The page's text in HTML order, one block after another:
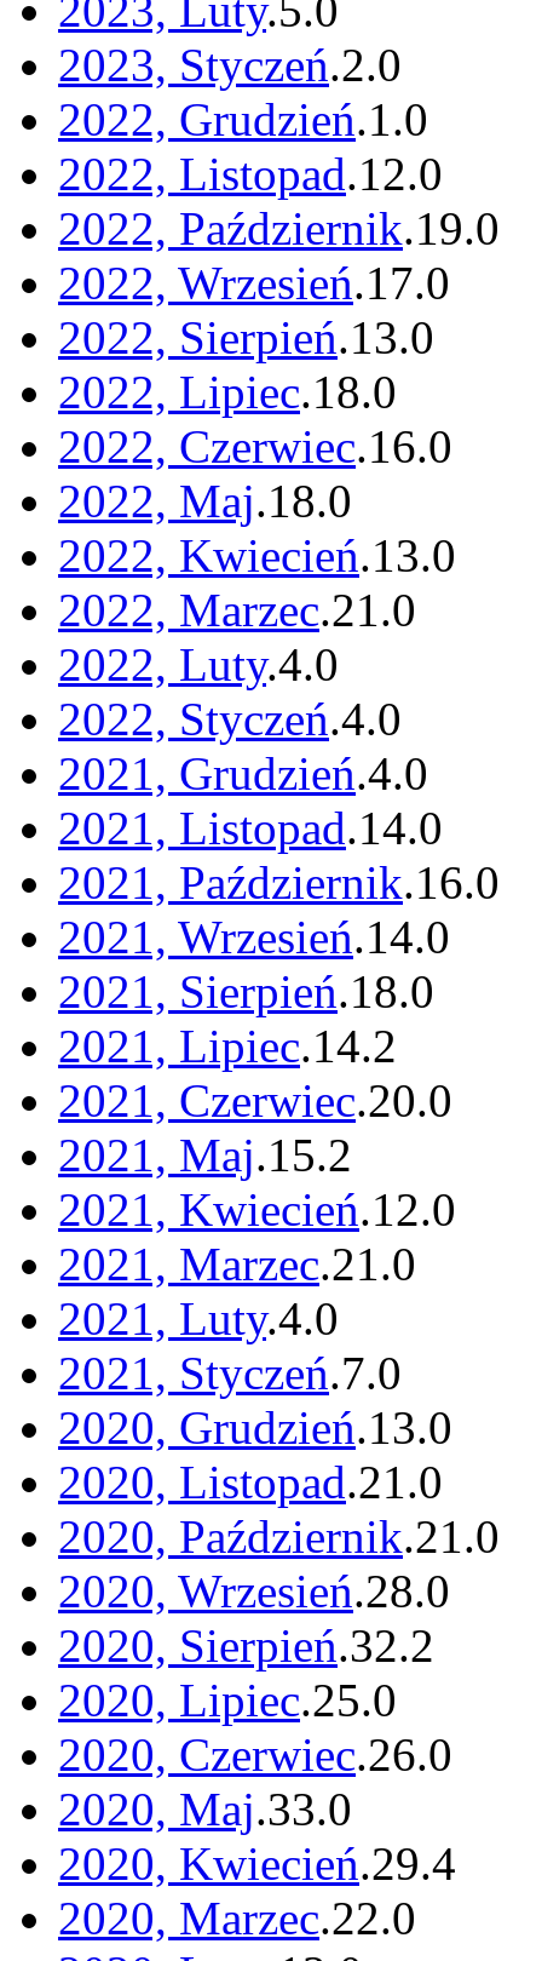
2023, Luty.5.0
2023, Styczeń.2.0
2022, Grudzień.1.0
2022, Listopad.12.0
2022, Październik.19.0
2022, Wrzesień.17.0
2022, Sierpień.13.0
2022, Lipiec.18.0
2022, Czerwiec.16.0
2022, Maj.18.0
2022, Kwiecień.13.0
2022, Marzec.21.0
2022, Luty.4.0
2022, Styczeń.4.0
2021, Grudzień.4.0
2021, Listopad.14.0
2021, Październik.16.0
2021, Wrzesień.14.0
2021, Sierpień.18.0
2021, Lipiec.14.2
2021, Czerwiec.20.0
2021, Maj.15.2
2021, Kwiecień.12.0
2021, Marzec.21.0
2021, Luty.4.0
2021, Styczeń.7.0
2020, Grudzień.13.0
2020, Listopad.21.0
2020, Październik.21.0
2020, Wrzesień.28.0
2020, Sierpień.32.2
2020, Lipiec.25.0
2020, Czerwiec.26.0
2020, Maj.33.0
2020, Kwiecień.29.4
2020, Marzec.22.0